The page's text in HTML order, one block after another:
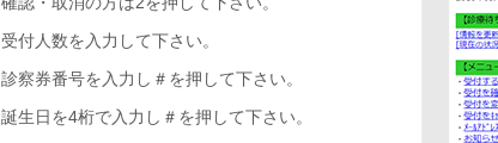
受付人数を入力して下さい。
診察券番号を入力し＃を押して下さい。
誕生日を4桁で入力し＃を押して下さい。